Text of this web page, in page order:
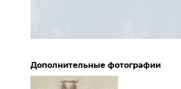
Дополнительные фотографии